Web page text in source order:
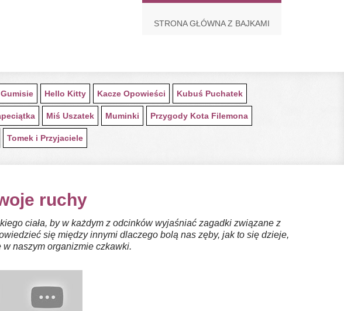
STRONA GŁÓWNA Z BAJKAMI
Gumisie Hello Kitty Kacze Opowieści Kubuś Puchatek
Miś Uszatek Muminki Przygody Kota Filemona
Tomek i Przyjaciele
ruchy
ciała, by w każdym z odcinków wyjaśniać zagadki związane z
się między innymi dlaczego bolą nas zęby, jak to się dzieje,
w naszym organizmie czkawki.